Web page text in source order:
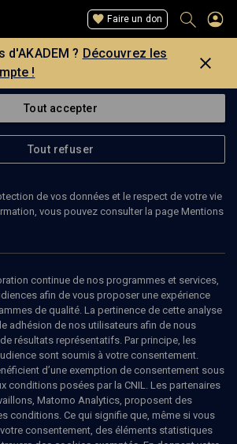
Faire un don
d'AKADEM ? Découvrez les
!
Retour
Tout accepter
Tout refuser
de vos données et le respect de votre vie
vous pouvez consulter la page Mentions
continue de nos programmes et services,
afin de vous proposer une expérience
de qualité. La pertinence de cette analyse
adhésion de nos utilisateurs afin de nous
résultats représentatifs. Par principe, les
sont soumis à votre consentement.
d’une exemption de consentement sous
conditions posées par la CNIL. Les partenaires
Matomo Analytics, proposent des
conditions. Ce qui signifie que, même si vous
consentement, des éléments statistiques